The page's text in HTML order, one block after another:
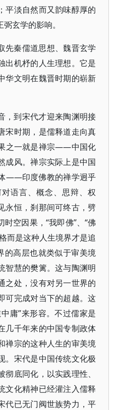
平淡自然而又韵味醇厚的
玄学的影响。
先秦儒道思想、魏晋玄学
出机杼的人生理想。它是
华文明在魏晋时期的崭新
，到宋代才迎来陶渊明接
宋时期，是儒释道走向真
之一就是禅宗——中国化
成风。禅宗实际上是中国
——印度佛教的禅学迥乎
语言、概念、思辩、权
永恒，刹那间可终古，劈
空因果，“我即佛”、“佛
而是这种人生境界才是追
的高层也就类似于审美境
智慧的樊篱。这与陶渊明
之处，没有对另一世界的
可完成对当下的超越。这
庸”来形容。不过儒家是
几千年来的中国专制政体
禅宗的这种人生的审美境
。宋代是中国传统文化极
底同化，以实践理性、
文化精神已经灌注入儒释
代已无门阀世族势力，平